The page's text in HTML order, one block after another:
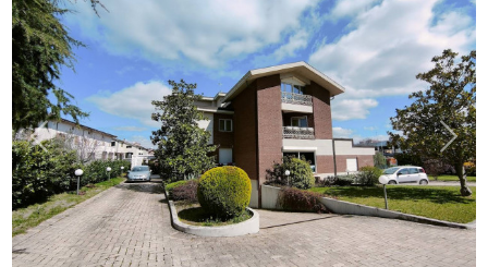
SFOGLIA
IL
NOSTRO
GIORNALINO
CONTATTI
Scegli
dove
cercare
Provincia
Comune